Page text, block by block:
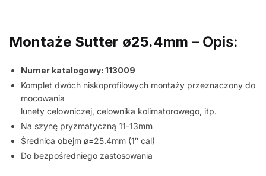
Montaże Sutter ø25.4mm – Opis:
Numer katalogowy: 113009
Komplet dwóch niskoprofilowych montaży przeznaczony do
mocowania
lunety celowniczej, celownika kolimatorowego, itp.
Na szynę pryzmatyczną 11-13mm
Średnica obejm ø=25.4mm (1″ cal)
Do bezpośredniego zastosowania